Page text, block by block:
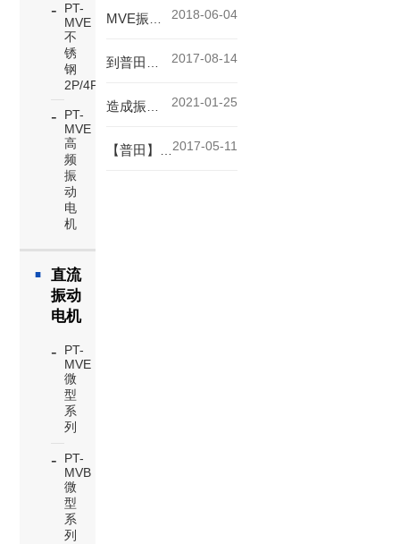
PT-
MVE
不
锈
钢
2P/4P
PT-
MVE
高
频
振
动
电
机
直流
振动
电机
PT-
MVE
微
型
系
列
PT-
MVB
微
型
系
列
2018-06-04
MVE振动电机可无级调整激振力
2017-08-14
到普田官网下单PUTA系列中小型振动电机2极振动马达
2021-01-25
造成振动电机发热有哪些原因
2017-05-11
【普田】欣佳宏订购小型振动电机振动器，推荐上普田振动电机官网